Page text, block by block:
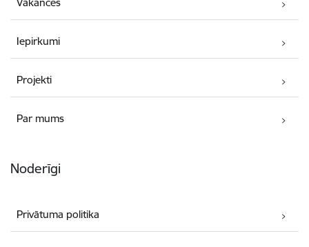
Iepirkumi
Projekti
Par mums
Noderīgi
Privātuma politika